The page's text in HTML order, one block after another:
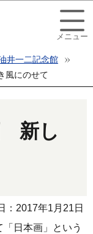
メニュー
井一二記念館
にのせて
新し
：2017年1月21日
日本画」という